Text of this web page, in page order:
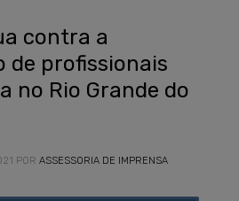
contra a
de profissionais
no Rio Grande do
POR ASSESSORIA DE IMPRENSA